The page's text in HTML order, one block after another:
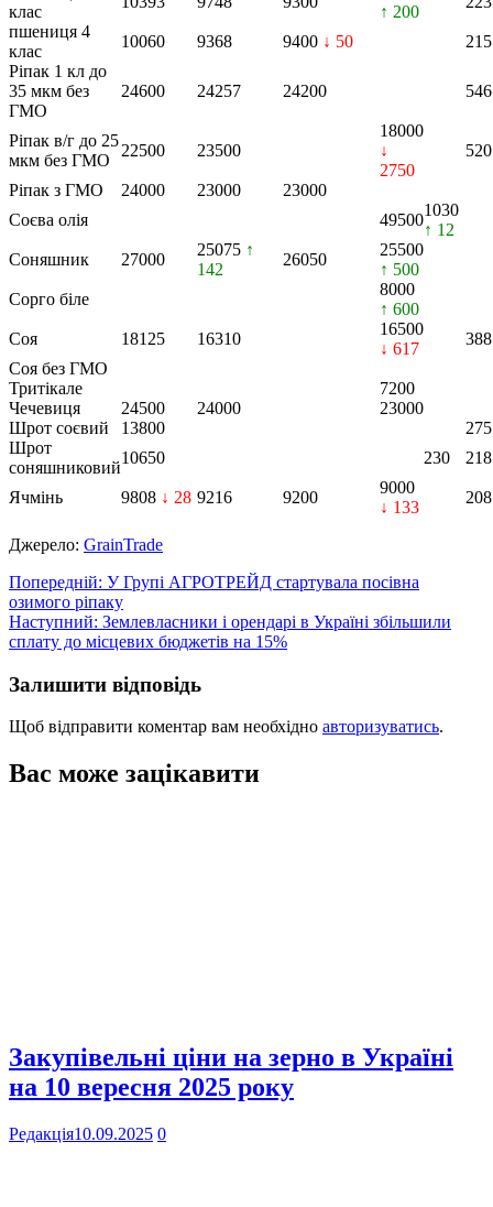
клас
↑ 200
пшениця 4
клас
10060 9368 9400 ↓ 50
215
Ріпак 1 кл до
35 мкм без
ГМО
24600 24257 24200 546
Ріпак в/г до 25
мкм без ГМО
22500 23500
18000
↓
2750
520
Ріпак з ГМО 24000 23000
23000
Соєва олія
49500
1030
↑ 12
Соняшник
27000
25075 ↑
142
26050
25500
↑ 500
Сорго біле
8000
↑ 600
Соя
18125 16310
16500
↓ 617
388
Соя без ГМО
Тритікале
7200
Чечевиця
24500 24000
23000
Шрот соєвий
13800
275
Шрот
соняшниковий
10650 230 218
Ячмінь 9808 ↓ 28 9216 9200
9000
↓ 133
208
Джерело: GrainTrade
Навігація
записів
Попередній: У Групі АГРОТРЕЙД стартувала посівна
озимого ріпаку
Наступний: Землевласники і орендарі в Україні збільшили
сплату до місцевих бюджетів на 15%
Залишити відповідь
Щоб відправити коментар вам необхідно авторизуватись.
Вас може зацікавити
Закупівельні ціни на зерно в Україні
на 10 вересня 2025 року
Редакція10.09.2025 0